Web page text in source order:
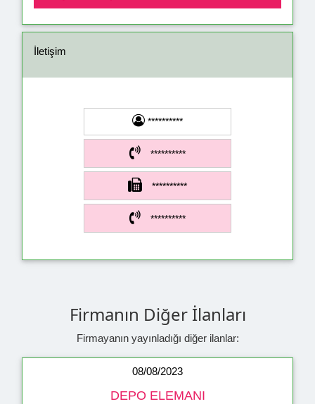
İletişim
**********
**********
**********
**********
Firmanın Diğer İlanları
Firmayanın yayınladığı diğer ilanlar:
08/08/2023
DEPO ELEMANI